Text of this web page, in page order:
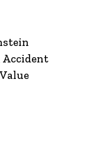
Accident